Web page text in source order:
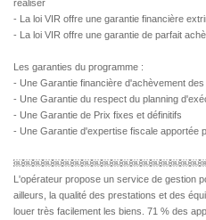
réaliser
- La loi VIR offre une garantie financière
- La loi VIR offre une garantie de parfait
Les garanties du programme :
- Une Garantie financière d'achèvement
- Une Garantie du respect du planning
- Une Garantie de Prix fixes et définitifs
- Une Garantie d'expertise fiscale apportée
L'opérateur propose un service de gestion
ailleurs, la qualité des prestations et des
louer très facilement les biens. 71 % des